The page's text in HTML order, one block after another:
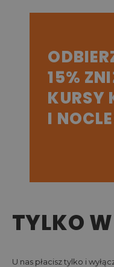
15%
KURSY
I
TYLKO
U nas płacisz tylko i